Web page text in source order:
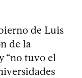
de Luis
de la
“no tuvo el